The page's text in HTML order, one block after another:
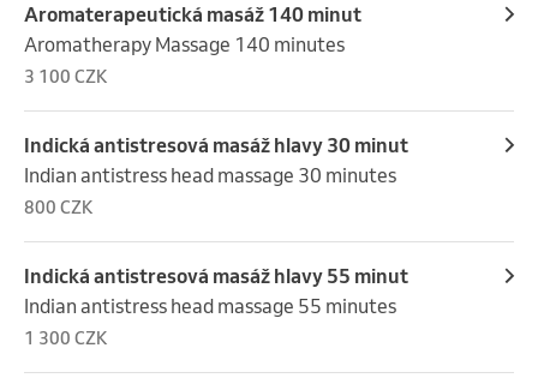
Aromaterapeutická masáž 140 minut
Aromatherapy Massage 140 minutes
3 100 CZK
Indická antistresová masáž hlavy 30 minut
Indian antistress head massage 30 minutes
800 CZK
Indická antistresová masáž hlavy 55 minut
Indian antistress head massage 55 minutes
1 300 CZK